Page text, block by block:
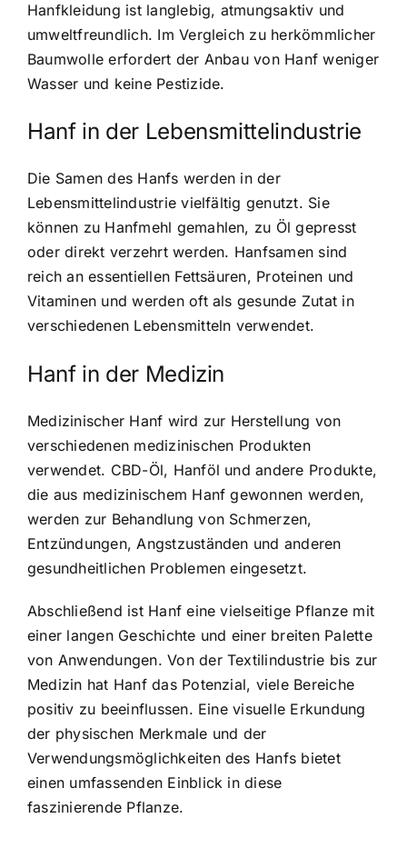
Hanfkleidung ist langlebig, atmungsaktiv und
umweltfreundlich. Im Vergleich zu herkömmlicher
Baumwolle erfordert der Anbau von Hanf weniger
Wasser und keine Pestizide.
Hanf in der Lebensmittelindustrie
Die Samen des Hanfs werden in der
Lebensmittelindustrie vielfältig genutzt. Sie
können zu Hanfmehl gemahlen, zu Öl gepresst
oder direkt verzehrt werden. Hanfsamen sind
reich an essentiellen Fettsäuren, Proteinen und
Vitaminen und werden oft als gesunde Zutat in
verschiedenen Lebensmitteln verwendet.
Hanf in der Medizin
Medizinischer Hanf wird zur Herstellung von
verschiedenen medizinischen Produkten
verwendet. CBD-Öl, Hanföl und andere Produkte,
die aus medizinischem Hanf gewonnen werden,
werden zur Behandlung von Schmerzen,
Entzündungen, Angstzuständen und anderen
gesundheitlichen Problemen eingesetzt.
Abschließend ist Hanf eine vielseitige Pflanze mit
einer langen Geschichte und einer breiten Palette
von Anwendungen. Von der Textilindustrie bis zur
Medizin hat Hanf das Potenzial, viele Bereiche
positiv zu beeinflussen. Eine visuelle Erkundung
der physischen Merkmale und der
Verwendungsmöglichkeiten des Hanfs bietet
einen umfassenden Einblick in diese
faszinierende Pflanze.